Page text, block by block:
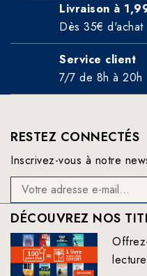
Livraison à
Dès 35€ d'achat
Service client
7/7 de 8h à 20h
RESTEZ CONNECTÉS
Inscrivez-vous à notre
DÉCOUVREZ NOS
lecture